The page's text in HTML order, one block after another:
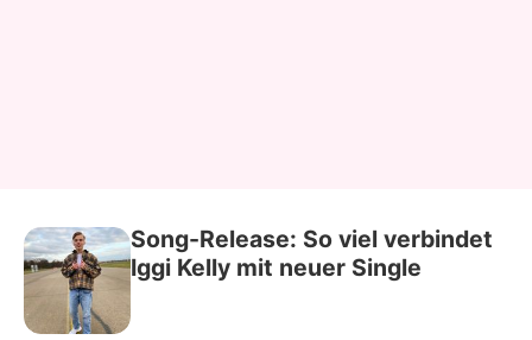
Song-Release: So viel verbindet
Iggi Kelly mit neuer Single